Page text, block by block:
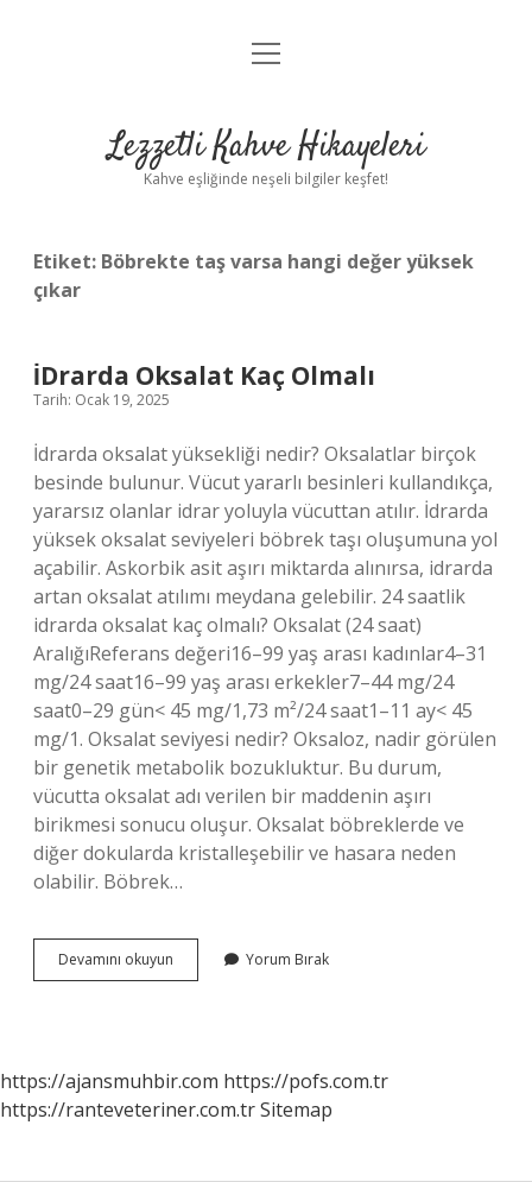
Anasayfa
Yasal Uyarı
menüyü
Lezzetli Kahve Hikayeleri
Kahve eşliğinde neşeli bilgiler keşfet!
Etiket: Böbrekte taş varsa hangi değer yüksek
çıkar
İDrarda Oksalat Kaç Olmalı
Tarih: Ocak 19, 2025
İdrarda oksalat yüksekliği nedir? Oksalatlar birçok
besinde bulunur. Vücut yararlı besinleri kullandıkça,
yararsız olanlar idrar yoluyla vücuttan atılır. İdrarda
yüksek oksalat seviyeleri böbrek taşı oluşumuna yol
açabilir. Askorbik asit aşırı miktarda alınırsa, idrarda
artan oksalat atılımı meydana gelebilir. 24 saatlik
idrarda oksalat kaç olmalı? Oksalat (24 saat)
AralığıReferans değeri16–99 yaş arası kadınlar4–31
mg/24 saat16–99 yaş arası erkekler7–44 mg/24
saat0–29 gün< 45 mg/1,73 m²/24 saat1–11 ay< 45
mg/1. Oksalat seviyesi nedir? Oksaloz, nadir görülen
bir genetik metabolik bozukluktur. Bu durum,
vücutta oksalat adı verilen bir maddenin aşırı
birikmesi sonucu oluşur. Oksalat böbreklerde ve
diğer dokularda kristalleşebilir ve hasara neden
olabilir. Böbrek…
Devamını okuyun
Oksalat
Yorum Bırak
https://ajansmuhbir.com https://pofs.com.tr
https://ranteveteriner.com.trSitemap